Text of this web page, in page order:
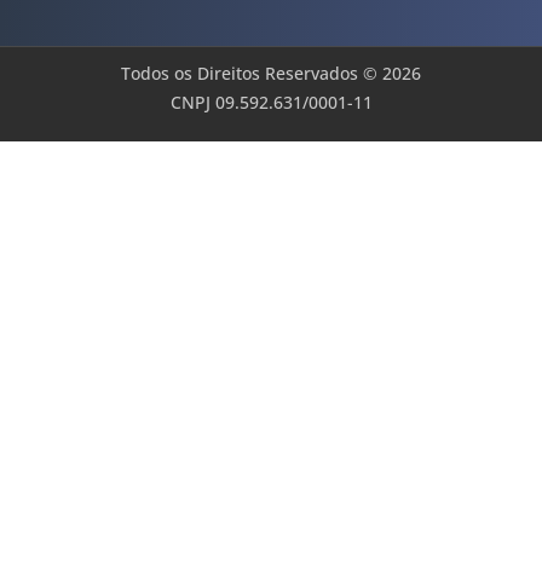
Todos os Direitos Reservados © 2026
CNPJ 09.592.631/0001-11